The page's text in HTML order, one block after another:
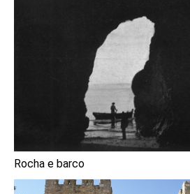
Rocha e barco